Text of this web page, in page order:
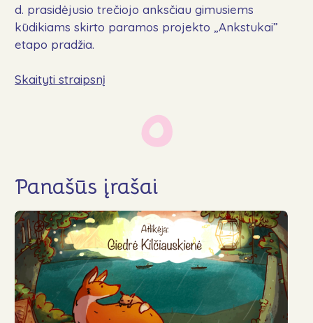
d. prasidėjusio trečiojo anksčiau gimusiems
kūdikiams skirto paramos projekto „Ankstukai”
etapo pradžia.
Skaityti straipsnį
Panašūs įrašai